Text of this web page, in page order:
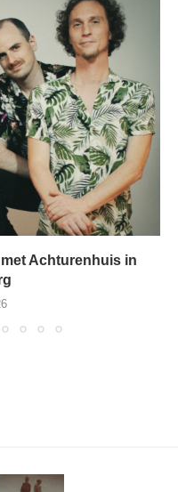
Achturenhuis in